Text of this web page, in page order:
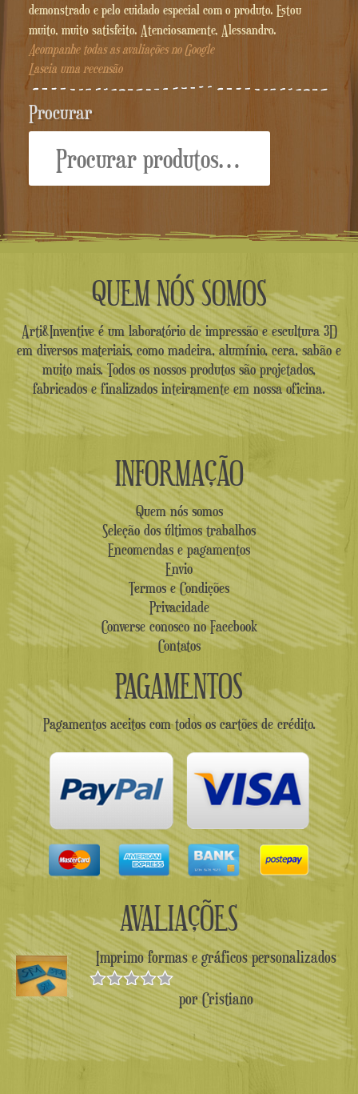
demonstrado e pelo cuidado especial com o produto. Estou
muito, muito satisfeito. Atenciosamente, Alessandro.
Acompanhe todas as avaliações no Google
Lascia uma recensão
Procurar
QUEM NÓS SOMOS
Arti&Inventive é um laboratório de impressão e escultura 3D
em diversos materiais, como madeira, alumínio, cera, sabão e
muito mais. Todos os nossos produtos são projetados,
fabricados e finalizados inteiramente em nossa oficina.
INFORMAÇÃO
Quem nós somos
Seleção dos últimos trabalhos
Encomendas e pagamentos
Envio
Termos e Condições
Privacidade
Converse conosco no Facebook
Contatos
PAGAMENTOS
Pagamentos aceitos com todos os cartões de crédito.
AVALIAÇÕES
Imprimo formas e gráficos personalizados
Avaliado
como5de
5
por Cristiano